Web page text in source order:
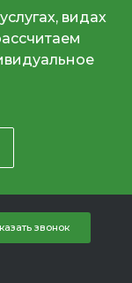
видах
звонок